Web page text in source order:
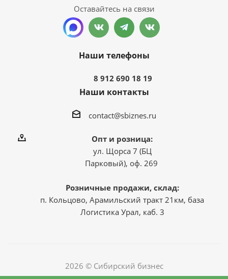
Оставайтесь на связи
Наши телефоны
8 912 690 18 19
Наши контакты
contact@sbiznes.ru
Опт и розница:
ул. Щорса 7 (БЦ
Парковый), оф. 269
Розничные продажи, склад:
п. Кольцово, Арамильский тракт 21км, база
Логистика Урал, каб. 3
2026 © Сибирский бизнес